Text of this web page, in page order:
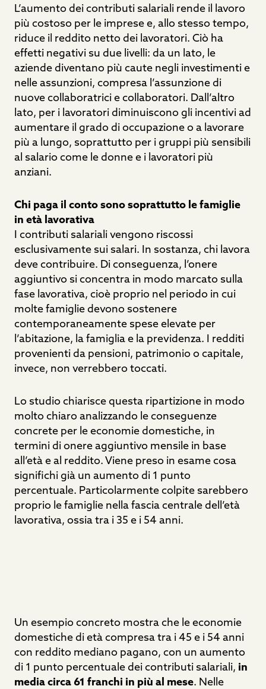
L’aumento dei contributi salariali rende il lavoro
più costoso per le imprese e, allo stesso tempo,
riduce il reddito netto dei lavoratori. Ciò ha
effetti negativi su due livelli: da un lato, le
aziende diventano più caute negli investimenti e
nelle assunzioni, compresa l’assunzione di
nuove collaboratrici e collaboratori. Dall’altro
lato, per i lavoratori diminuiscono gli incentivi ad
aumentare il grado di occupazione o a lavorare
più a lungo, soprattutto per i gruppi più sensibili
al salario come le donne e i lavoratori più
anziani.
Chi paga il conto sono soprattutto le famiglie
in età lavorativa
I contributi salariali vengono riscossi
esclusivamente sui salari. In sostanza, chi lavora
deve contribuire. Di conseguenza, l’onere
aggiuntivo si concentra in modo marcato sulla
fase lavorativa, cioè proprio nel periodo in cui
molte famiglie devono sostenere
contemporaneamente spese elevate per
l’abitazione, la famiglia e la previdenza. I redditi
provenienti da pensioni, patrimonio o capitale,
invece, non verrebbero toccati.
Lo studio chiarisce questa ripartizione in modo
molto chiaro analizzando le conseguenze
concrete per le economie domestiche, in
termini di onere aggiuntivo mensile in base
all’età e al reddito. Viene preso in esame cosa
significhi già un aumento di 1 punto
percentuale. Particolarmente colpite sarebbero
proprio le famiglie nella fascia centrale dell’età
lavorativa, ossia tra i 35 e i 54 anni.
Un esempio concreto mostra che le economie
domestiche di età compresa tra i 45 e i 54 anni
con reddito mediano pagano, con un aumento
di 1 punto percentuale dei contributi salariali, in
media circa 61 franchi in più al mese. Nelle